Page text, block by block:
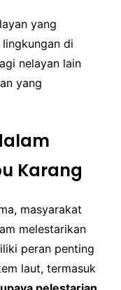
yang
di
nelayan lain
yang
Karang
masyarakat
melestarikan
peran penting
laut, termasuk